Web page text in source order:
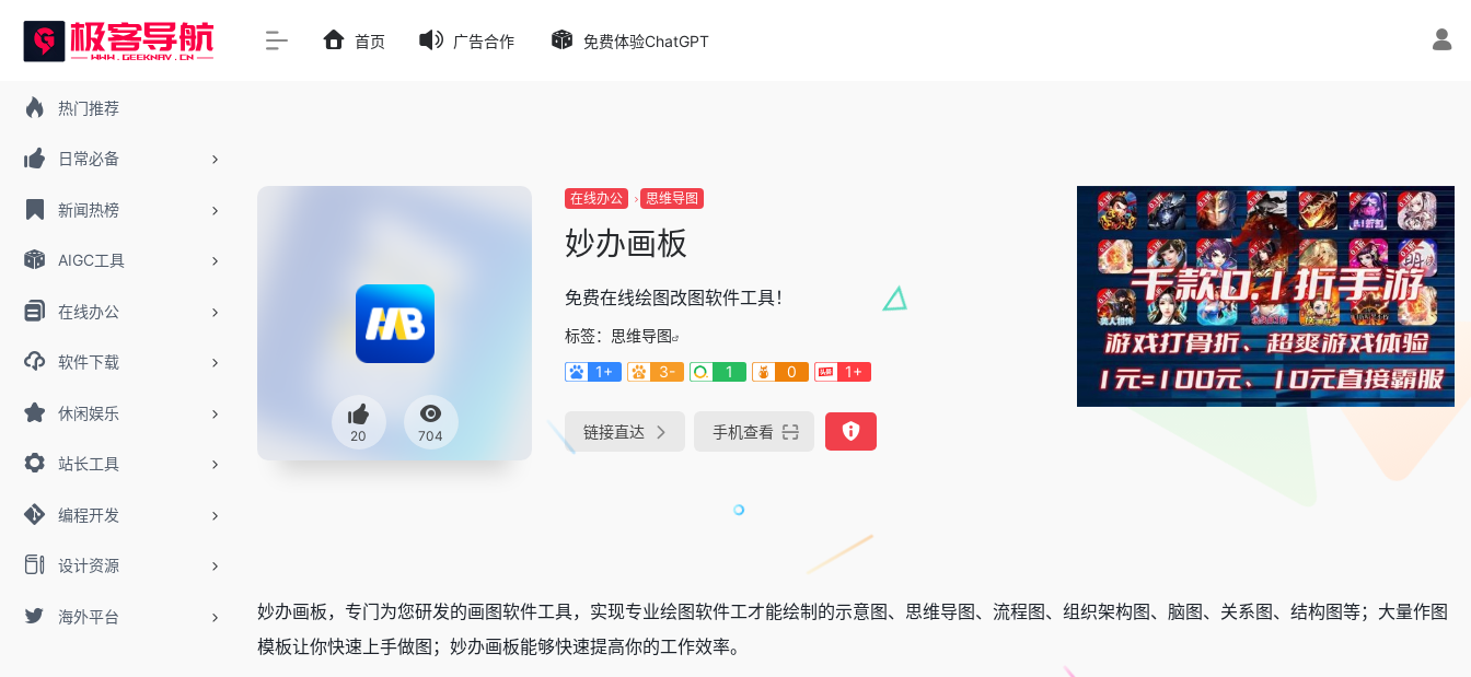
热门推荐
日常必备
新闻热榜
AIGC工具
在线办公
软件下载
休闲娱乐
站长工具
编程开发
设计资源
海外平台
首页 广告合作 免费体验ChatGPT
20 704
在线办公 思维导图
妙办画板
免费在线绘图改图软件工具！
标签： 思维导图
1+
3- 1 0 1+
链接直达 手机查看
妙办画板，专门为您研发的画图软件工具，实现专业绘图软件工才能绘制的示意图、思维导图、流程图、组织架构图、脑图、关系图、结构图等；大量作图
模板让你快速上手做图；妙办画板能够快速提高你的工作效率。